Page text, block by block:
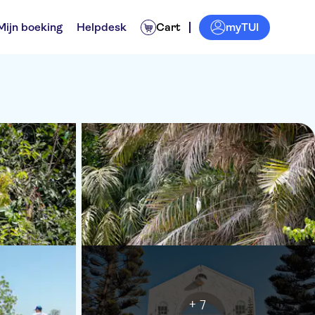
boeking Helpdesk Cart myTUI
+ 7